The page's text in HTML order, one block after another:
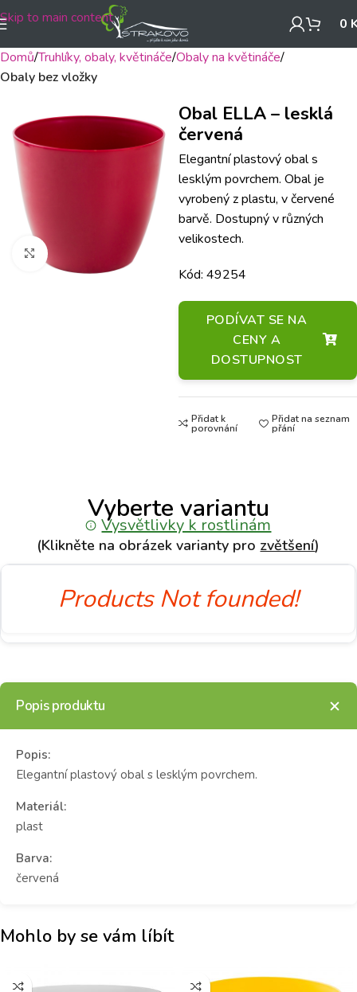
Skip to main content 0
Domů Truhlíky, obaly, květináče Obaly na květináče
Obaly bez vložky
Klikněte pro zvětšení
Obal ELLA – lesklá
červená
Elegantní plastový obal s
lesklým povrchem. Obal je
vyrobený z plastu, v červené
barvě. Dostupný v různých
velikostech.
Kód: 49254
PODÍVAT SE NA
CENY A
DOSTUPNOST
Přidat k
porovnání
Přidat na seznam
přání
Vyberte variantu
Vysvětlivky k rostlinám
(Klikněte na obrázek varianty pro zvětšení)
Products Not founded!
Popis produktu
Popis:
Elegantní plastový obal s lesklým povrchem.
Materiál:
plast
Barva:
červená
Mohlo by se vám líbít